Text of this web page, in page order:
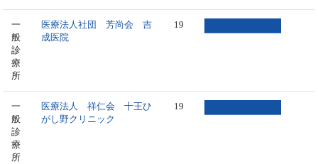
一
般
診
療
所
医療法人社団 芳尚会 吉
成医院
19
一
般
診
療
所
医療法人 祥仁会 十王ひ
がし野クリニック
19